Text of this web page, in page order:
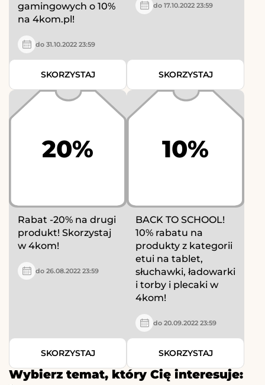
Wybierz temat, który Cię interesuje:
gamingowych o 10%
na 4kom.pl!
do 31.10.2022 23:59
SKORZYSTAJ
do 17.10.2022 23:59
SKORZYSTAJ
20%
Rabat -20% na drugi
produkt! Skorzystaj
w 4kom!
do 26.08.2022 23:59
SKORZYSTAJ
10%
BACK TO SCHOOL!
10% rabatu na
produkty z kategorii
etui na tablet,
słuchawki, ładowarki
i torby i plecaki w
4kom!
do 20.09.2022 23:59
SKORZYSTAJ